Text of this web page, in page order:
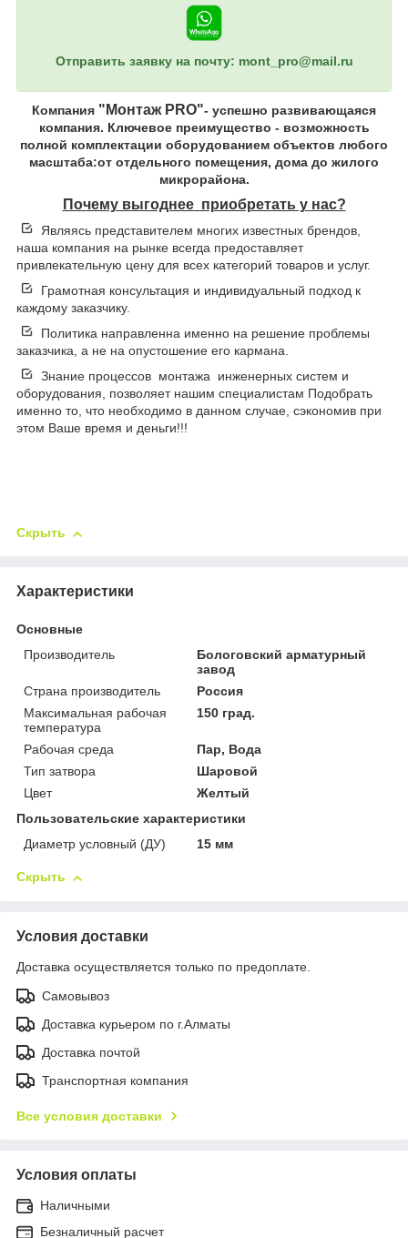
Отправить заявку на почту: mont_pro@mail.ru
Компания "Монтаж PRO"- успешно развивающаяся
компания. Ключевое преимущество - возможность
полной комплектации оборудованием объектов любого
масштаба:от отдельного помещения, дома до жилого
микрорайона.
Почему выгоднее приобретать у нас?
Являясь представителем многих известных брендов,
наша компания на рынке всегда предоставляет
привлекательную цену для всех категорий товаров и услуг.
Грамотная консультация и индивидуальный подход к
каждому заказчику.
Политика направленна именно на решение проблемы
заказчика, а не на опустошение его кармана.
Знание процессов монтажа инженерных систем и
оборудования, позволяет нашим специалистам Подобрать
именно то, что необходимо в данном случае, сэкономив при
этом Ваше время и деньги!!!
Скрыть
Характеристики
Основные
Производитель
Бологовский арматурный
завод
Страна производитель
Россия
Максимальная рабочая
температура
150 град.
Рабочая среда
Пар, Вода
Тип затвора
Шаровой
Цвет
Желтый
Пользовательские характеристики
Диаметр условный (ДУ)
15 мм
Скрыть
Условия доставки
Доставка осуществляется только по предоплате.
Самовывоз
Доставка курьером по г.Алматы
Доставка почтой
Транспортная компания
Все условия доставки
Условия оплаты
Наличными
Безналичный расчет